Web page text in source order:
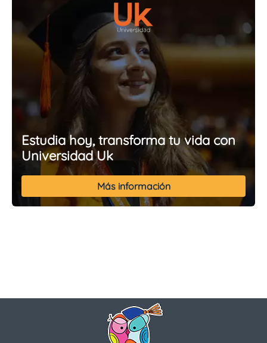
Estudia hoy, transforma tu vida con
Universidad Uk
Más información